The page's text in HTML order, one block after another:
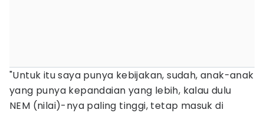
"Untuk itu saya punya kebijakan, sudah, anak-anak
yang punya kepandaian yang lebih, kalau dulu
NEM (nilai)-nya paling tinggi, tetap masuk di